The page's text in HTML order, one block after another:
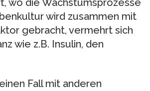
wo die Wachstumsprozesse
wird zusammen mit
gebracht, vermehrt sich
wie z.B. Insulin, den
Fall mit anderen